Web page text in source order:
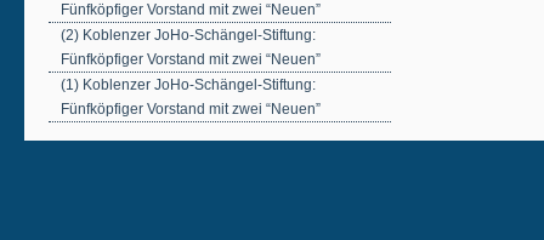
Fünfköpfiger Vorstand mit zwei “Neuen”
(2) Koblenzer JoHo-Schängel-Stiftung:
Fünfköpfiger Vorstand mit zwei “Neuen”
(1) Koblenzer JoHo-Schängel-Stiftung:
Fünfköpfiger Vorstand mit zwei “Neuen”